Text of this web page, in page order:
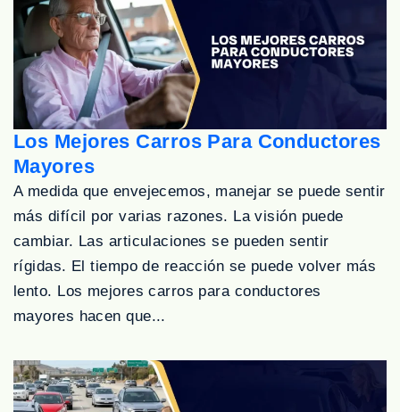
Los Mejores Carros Para Conductores
Mayores
A medida que envejecemos, manejar se puede sentir
más difícil por varias razones. La visión puede
cambiar. Las articulaciones se pueden sentir
rígidas. El tiempo de reacción se puede volver más
lento. Los mejores carros para conductores
mayores hacen que...